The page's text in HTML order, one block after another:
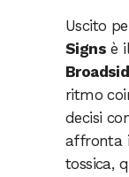
Uscito
Signs è
ritmo
decisi
affronta
tossica,